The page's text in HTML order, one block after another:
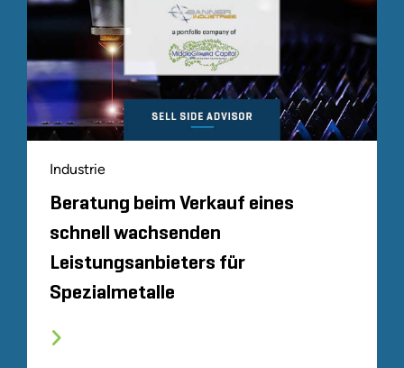
Industrie
Beratung beim Verkauf eines
schnell wachsenden
Leistungsanbieters für
Spezialmetalle